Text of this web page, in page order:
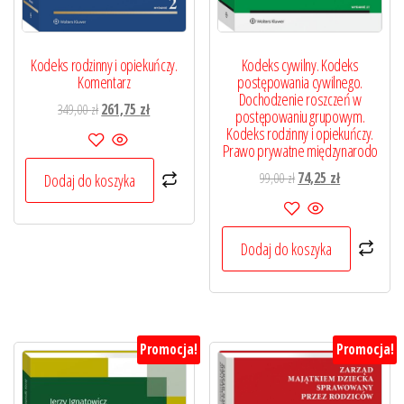
Kodeks rodzinny i opiekuńczy.
Komentarz
349,00złPierwotna
cena
wynosiła:
349,00 zł.
261,75 złAktualna
261,75 zł.
Dodaj do koszyka
Kodeks cywilny. Kodeks
postępowania cywilnego.
Dochodzenie roszczeń w
postępowaniu grupowym.
Kodeks rodzinny i opiekuńczy.
Prawo prywatne międzynarodo
99,00złPierwotna
cena
wynosiła:
99,00 zł.
74,25 złAktualna
74,25 zł.
Dodaj do koszyka
Promocja! Promocja!